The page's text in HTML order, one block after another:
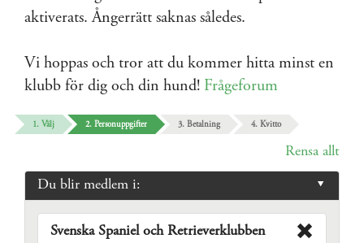
aktiverats. Ångerrätt saknas således.
Vi hoppas och tror att du kommer hitta minst en
klubb för dig och din hund! Frågeforum
1. Välj 2. Personuppgifter 3. Betalning 4. Kvitto
Rensa allt
Du blir medlem i:
Svenska Spaniel och Retrieverklubben